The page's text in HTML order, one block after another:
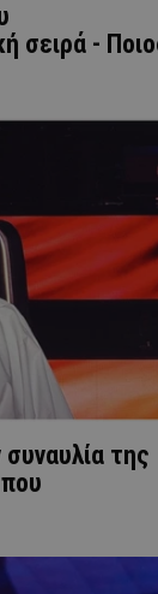
σειρά -
της